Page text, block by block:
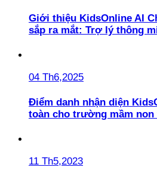
Giới thiệu KidsOnline AI
sắp ra mắt: Trợ lý thông
04 Th6,2025
Điểm danh nhận diện
toàn cho trường mầm non
11 Th5,2023